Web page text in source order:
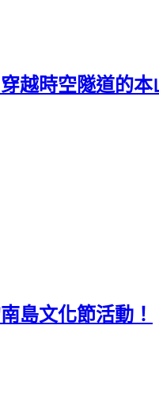
越時空隧道的本
島文化節活動！